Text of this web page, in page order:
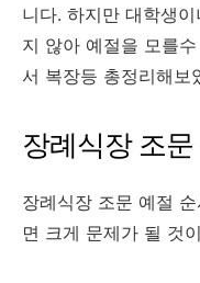
니다. 하지만 대학생
지 않아 예절을 모를
서 복장등 총정리해보
장례식장 조문
장례식장 조문 예절
면 크게 문제가 될 것